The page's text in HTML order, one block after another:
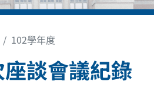
102學年度
談會議紀錄